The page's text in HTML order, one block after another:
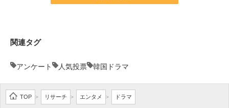
ちょっと気になるネットの話題
関連タグ
アンケート 人気投票 韓国ドラマ
TOP > リサーチ > エンタメ > ドラマ